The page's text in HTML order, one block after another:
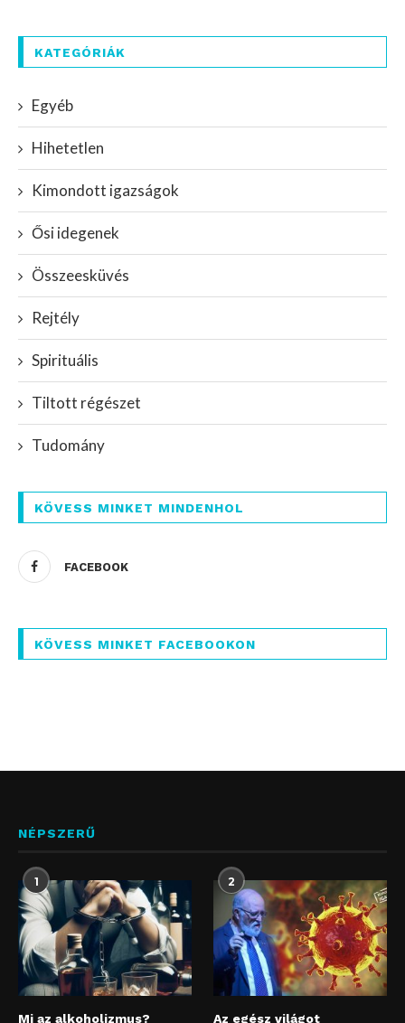
KATEGÓRIÁK
Egyéb
Hihetetlen
Kimondott igazságok
Ősi idegenek
Összeesküvés
Rejtély
Spirituális
Tiltott régészet
Tudomány
KÖVESS MINKET MINDENHOL
FACEBOOK
KÖVESS MINKET FACEBOOKON
NÉPSZERŰ
1
Mi az alkoholizmus?
2
Az egész világot